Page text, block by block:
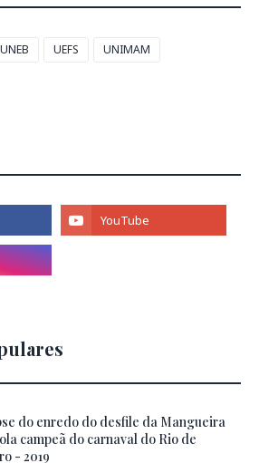
UNEB UEFS UNIMAM
do enredo do desfile da Mangueira
campeã do carnaval do Rio de
- 2019